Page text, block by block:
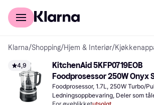
For kunder
Klarna/Shopping/Hjem & Interiør/
4,9
KitchenAid 5KFP0719EOB
Foodprosessor 250W Onyx
Foodprosessor, 1.7L, 250W Turbo/
Ledningsoppbevaring, Deler som